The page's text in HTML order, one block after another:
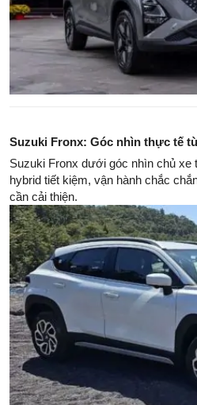
Suzuki Fronx: Góc nhìn thực tế
Suzuki Fronx dưới góc nhìn chủ xe
hybrid tiết kiệm, vận hành chắc
cần cải thiện.